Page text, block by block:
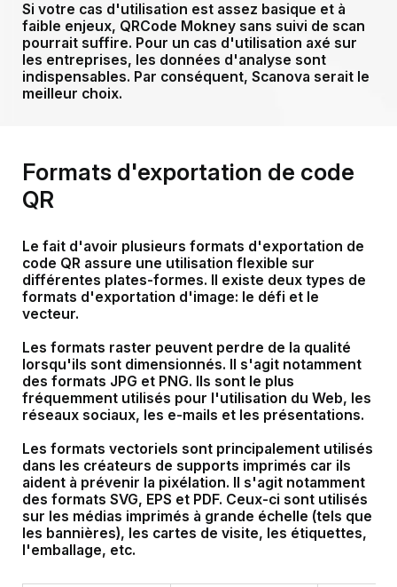
Si votre cas d'utilisation est assez basique et à
faible enjeux, QRCode Mokney sans suivi de scan
pourrait suffire. Pour un cas d'utilisation axé sur
les entreprises, les données d'analyse sont
indispensables. Par conséquent, Scanova serait le
meilleur choix.
Formats d'exportation de code
QR
Le fait d'avoir plusieurs formats d'exportation de
code QR assure une utilisation flexible sur
différentes plates-formes. Il existe deux types de
formats d'exportation d'image: le défi et le
vecteur.
Les formats raster peuvent perdre de la qualité
lorsqu'ils sont dimensionnés. Il s'agit notamment
des formats JPG et PNG. Ils sont le plus
fréquemment utilisés pour l'utilisation du Web, les
réseaux sociaux, les e-mails et les présentations.
Les formats vectoriels sont principalement utilisés
dans les créateurs de supports imprimés car ils
aident à prévenir la pixélation. Il s'agit notamment
des formats SVG, EPS et PDF. Ceux-ci sont utilisés
sur les médias imprimés à grande échelle (tels que
les bannières), les cartes de visite, les étiquettes,
l'emballage, etc.